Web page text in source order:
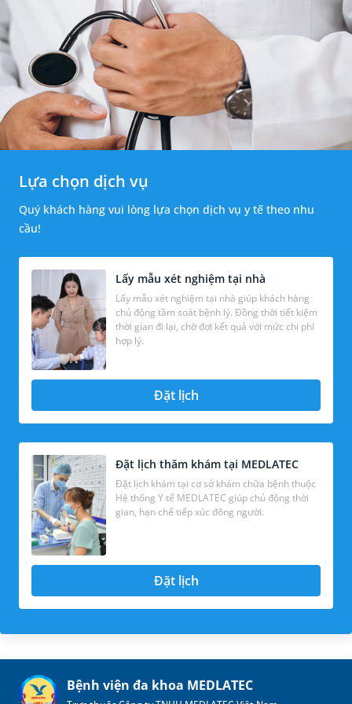
Lựa chọn dịch vụ
Quý khách hàng vui lòng lựa chọn dịch vụ y tế theo nhu
cầu!
Lấy mẫu xét nghiệm tại nhà
Lấy mẫu xét nghiệm tại nhà giúp khách hàng
chủ động tầm soát bệnh lý. Đồng thời tiết kiệm
thời gian đi lại, chờ đợi kết quả với mức chi phí
hợp lý.
Đặt lịch
Đặt lịch thăm khám tại MEDLATEC
Đặt lịch khám tại cơ sở khám chữa bệnh thuộc
Hệ thống Y tế MEDLATEC giúp chủ động thời
gian, hạn chế tiếp xúc đông người.
Đặt lịch
Bệnh viện đa khoa MEDLATEC